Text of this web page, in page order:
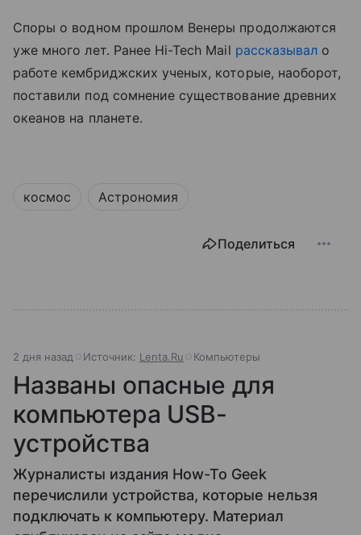
Споры о водном прошлом Венеры продолжаются
уже много лет. Ранее Hi-Tech Mail рассказывал о
работе кембриджских ученых, которые, наоборот,
поставили под сомнение существование древних
океанов на планете.
космос Астрономия
Поделиться
2 дня назад Источник: Lenta.Ru Компьютеры
Названы опасные для
компьютера USB-
устройства
Журналисты издания How-To Geek
перечислили устройства, которые нельзя
подключать к компьютеру. Материал